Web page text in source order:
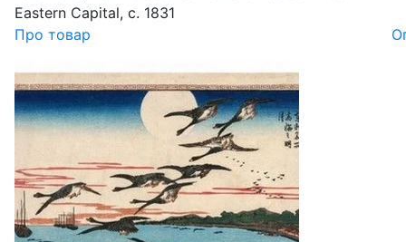
Eastern Capital, c. 1831
Про товар